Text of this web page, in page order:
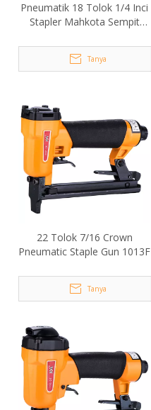
Pneumatik 18 Tolok 1/4 Inci
Stapler Mahkota Sempit
Tanya
22 Tolok 7/16 Crown
Pneumatic Staple Gun 1013F
Tanya